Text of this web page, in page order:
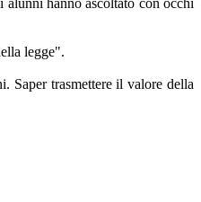
hanno ascoltato con occhi
legge".
Saper trasmettere il valore della